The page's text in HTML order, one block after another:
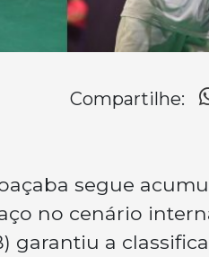
Compartilhe:
segue
no cenário
garantiu a